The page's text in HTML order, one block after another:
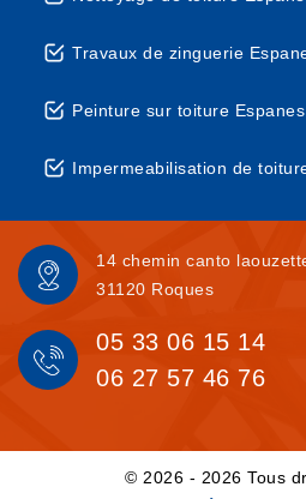
Travaux de zinguerie
Peinture sur toiture
Impermeabilisation de
14 chemin canto
31120 Roques
05 33 06 15 14
06 27 57 46 76
© 2026 - 2026 Tous